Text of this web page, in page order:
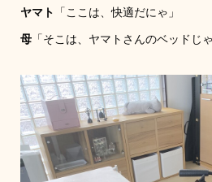
ヤマト 「ここは、快適だにゃ」
母「そこは、ヤマトさんのベッドじ